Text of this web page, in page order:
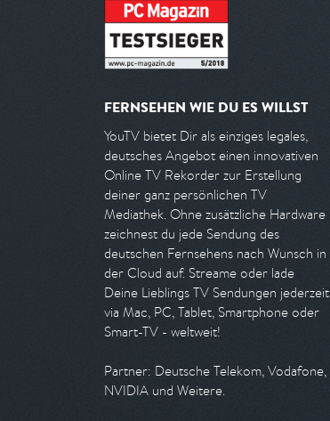
FERNSEHEN WIE DU ES WILLST
YouTV bietet Dir als einziges legales,
deutsches Angebot einen innovativen
Online TV Rekorder zur Erstellung
deiner ganz persönlichen TV
Mediathek. Ohne zusätzliche Hardware
zeichnest du jede Sendung des
deutschen Fernsehens nach Wunsch in
der Cloud auf. Streame oder lade
Deine Lieblings TV Sendungen jederzeit
via Mac, PC, Tablet, Smartphone oder
Smart-TV - weltweit!
Partner: Deutsche Telekom, Vodafone,
NVIDIA und Weitere.